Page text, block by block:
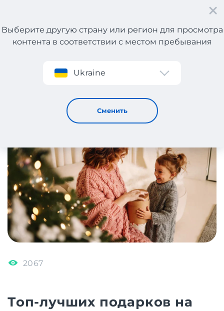
Регистрация
Выберите другую страну или регион для просмотра
контента в соответствии с местом пребывания
Ukraine
Сменить
Топ-лучших подарков на Новый Год
2067
Топ-лучших подарков на